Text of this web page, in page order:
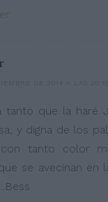
tanto que la haré
y digna de los
con tanto color
se avecinan en